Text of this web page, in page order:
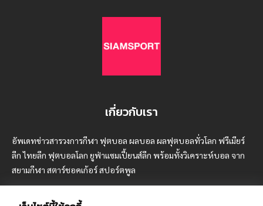
เกี่ยวกับเรา
อัพเดทข่าวสารวงการกีฬา ฟุตบอล ผลบอล ผลฟุตบอลทั่วโลก ฟรีเมียร์
ลีก ไทยลีก ฟุตบอลโลก ยูฟ่าแซมเปี้ยนส์ลีก พร้อมทั้งวิเคราะห์บอล จาก
สยามกีฬา สตาร์ชอคเก้อร์ สปอร์ตพูล